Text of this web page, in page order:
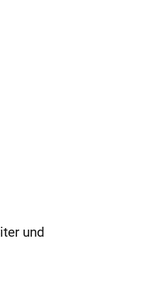
und